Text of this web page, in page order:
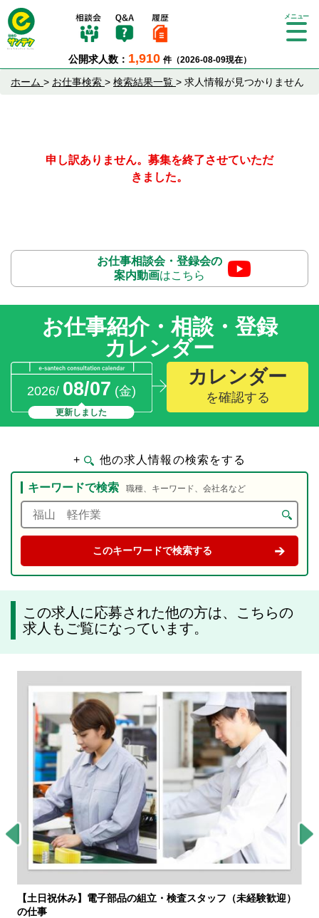
公開求人数： 1,910 件（2026-08-09現在）
Tog
ion
ホーム > お仕事検索 > 検索結果一覧 > 求人情報が見つかりません
申し訳ありません。募集を終了させていただ
きました。
お仕事相談会・登録会の
案内動画はこちら
お仕事紹介・相談・登録
カレンダー
2026/ 08/07 (金)
更新しました
カレンダー
を確認する
+ 他の求人情報の検索をする
キーワードで検索 職種、キーワード、会社名など
この求人に応募された他の方は、こちらの
求人もご覧になっています。
【土日祝休み】電子部品の組立・検査スタッフ（未経験歓迎）
の仕事